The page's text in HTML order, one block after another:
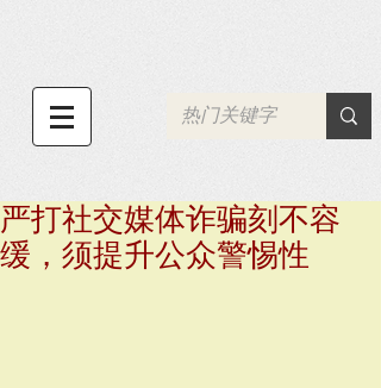
严打社交媒体诈骗刻不容
缓，须提升公众警惕性